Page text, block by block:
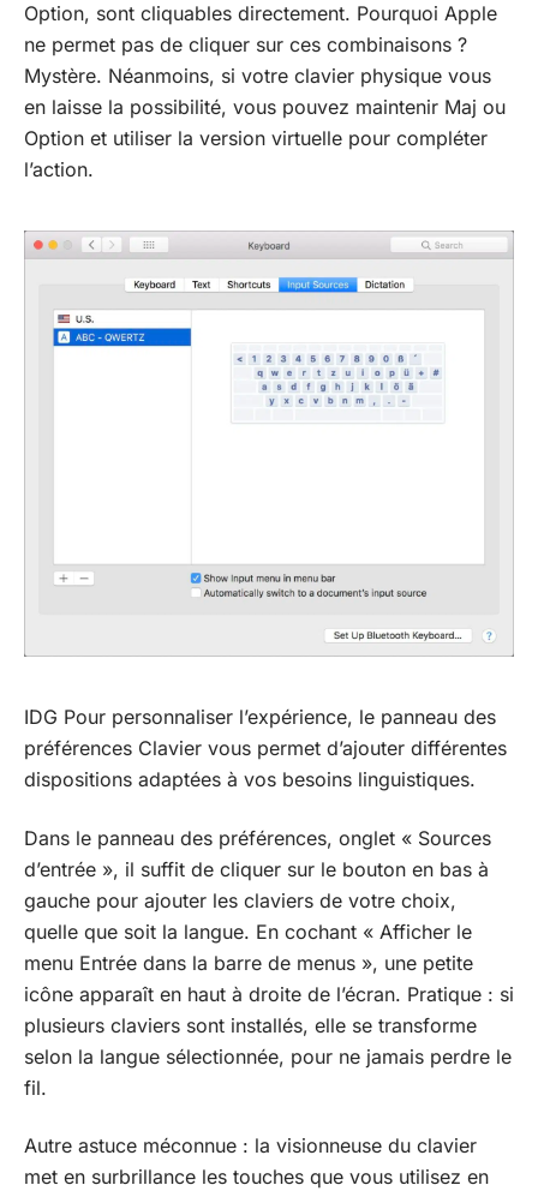
Option, sont cliquables directement. Pourquoi Apple
ne permet pas de cliquer sur ces combinaisons ?
Mystère. Néanmoins, si votre clavier physique vous
en laisse la possibilité, vous pouvez maintenir Maj ou
Option et utiliser la version virtuelle pour compléter
l’action.
IDG Pour personnaliser l’expérience, le panneau des
préférences Clavier vous permet d’ajouter différentes
dispositions adaptées à vos besoins linguistiques.
Dans le panneau des préférences, onglet « Sources
d’entrée », il suffit de cliquer sur le bouton en bas à
gauche pour ajouter les claviers de votre choix,
quelle que soit la langue. En cochant « Afficher le
menu Entrée dans la barre de menus », une petite
icône apparaît en haut à droite de l’écran. Pratique : si
plusieurs claviers sont installés, elle se transforme
selon la langue sélectionnée, pour ne jamais perdre le
fil.
Autre astuce méconnue : la visionneuse du clavier
met en surbrillance les touches que vous utilisez en